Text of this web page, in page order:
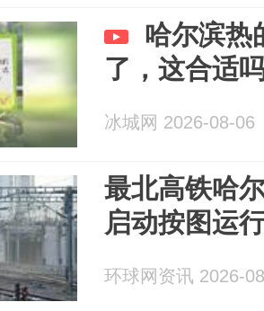
哈尔滨热
了，这合适
冰城网 2026-08-06
最北高铁哈
启动按图运
环球网资讯 2026-